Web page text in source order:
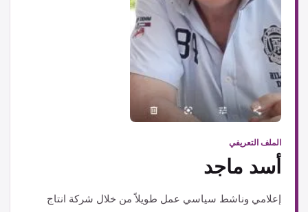
الملف التعريفي
أسد ماجد
إعلامي وناشط سياسي عمل طويلاً من خلال شركة انتاج